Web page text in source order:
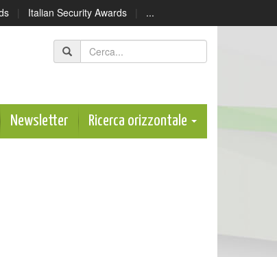
| Italian Security Awards | ...
Newsletter Ricerca orizzontale